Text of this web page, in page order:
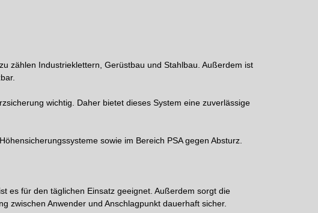
zählen Industrieklettern, Gerüstbau und Stahlbau. Außerdem ist
wichtig. Daher bietet dieses System eine zuverlässige
sowie im Bereich PSA gegen Absturz.
es für den täglichen Einsatz geeignet. Außerdem sorgt die
zwischen Anwender und Anschlagpunkt dauerhaft sicher.